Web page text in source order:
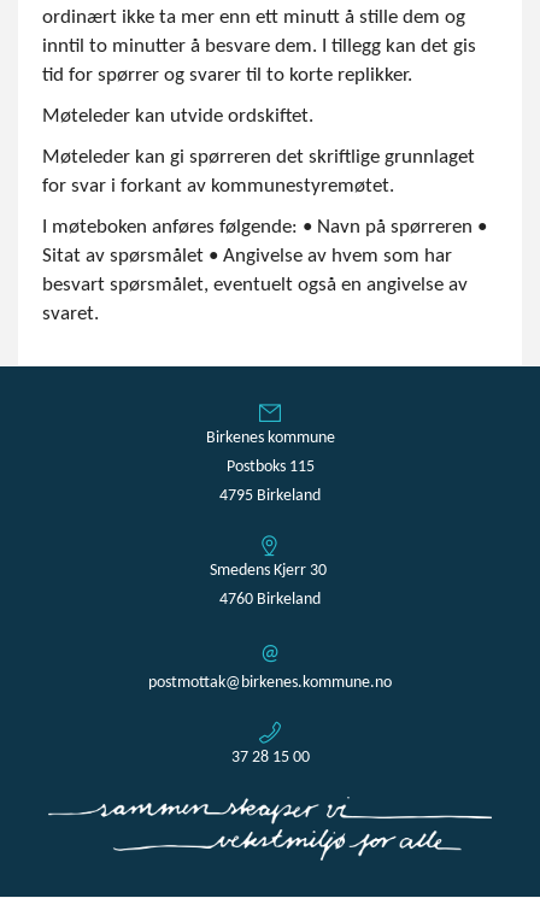
ordinært ikke ta mer enn ett minutt å stille dem og
inntil to minutter å besvare dem. I tillegg kan det gis
tid for spørrer og svarer til to korte replikker.
Møteleder kan utvide ordskiftet.
Møteleder kan gi spørreren det skriftlige grunnlaget
for svar i forkant av kommunestyremøtet.
I møteboken anføres følgende: • Navn på spørreren •
Sitat av spørsmålet • Angivelse av hvem som har
besvart spørsmålet, eventuelt også en angivelse av
svaret.
Birkenes kommune
Postboks 115
4795 Birkeland
Smedens Kjerr 30
4760 Birkeland
postmottak@birkenes.kommune.no
37 28 15 00